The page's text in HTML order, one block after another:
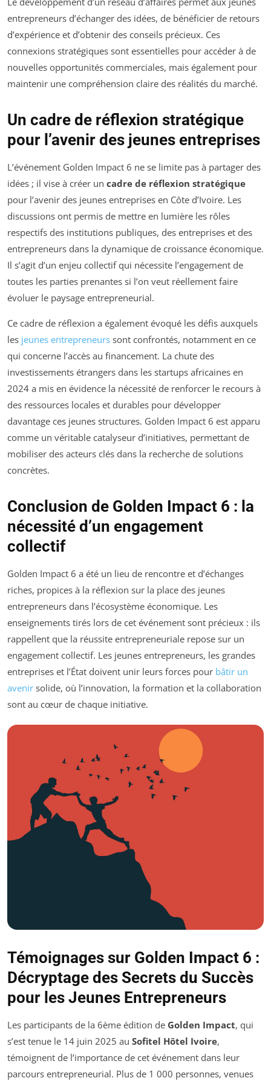
entrepreneurs d’échanger des idées, de bénéficier de retours
d’expérience et d’obtenir des conseils précieux. Ces
connexions stratégiques sont essentielles pour accéder à de
nouvelles opportunités commerciales, mais également pour
maintenir une compréhension claire des réalités du marché.
Un cadre de réflexion stratégique
pour l’avenir des jeunes entreprises
L’événement Golden Impact 6 ne se limite pas à partager des
idées ; il vise à créer un cadre de réflexion stratégique
pour l’avenir des jeunes entreprises en Côte d’Ivoire. Les
discussions ont permis de mettre en lumière les rôles
respectifs des institutions publiques, des entreprises et des
entrepreneurs dans la dynamique de croissance économique.
Il s’agit d’un enjeu collectif qui nécessite l’engagement de
toutes les parties prenantes si l’on veut réellement faire
évoluer le paysage entrepreneurial.
Ce cadre de réflexion a également évoqué les défis auxquels
les jeunes entrepreneurs sont confrontés, notamment en ce
qui concerne l’accès au financement. La chute des
investissements étrangers dans les startups africaines en
2024 a mis en évidence la nécessité de renforcer le recours à
des ressources locales et durables pour développer
davantage ces jeunes structures. Golden Impact 6 est apparu
comme un véritable catalyseur d’initiatives, permettant de
mobiliser des acteurs clés dans la recherche de solutions
concrètes.
Conclusion de Golden Impact 6 : la
nécessité d’un engagement
collectif
Golden Impact 6 a été un lieu de rencontre et d’échanges
riches, propices à la réflexion sur la place des jeunes
entrepreneurs dans l’écosystème économique. Les
enseignements tirés lors de cet événement sont précieux : ils
rappellent que la réussite entrepreneuriale repose sur un
engagement collectif. Les jeunes entrepreneurs, les grandes
entreprises et l’État doivent unir leurs forces pour bâtir un
avenir solide, où l’innovation, la formation et la collaboration
sont au cœur de chaque initiative.
Témoignages sur Golden Impact 6 :
Décryptage des Secrets du Succès
pour les Jeunes Entrepreneurs
Les participants de la 6ème édition de Golden Impact, qui
s’est tenue le 14 juin 2025 au Sofitel Hôtel Ivoire,
témoignent de l’importance de cet événement dans leur
parcours entrepreneurial. Plus de 1 000 personnes, venues